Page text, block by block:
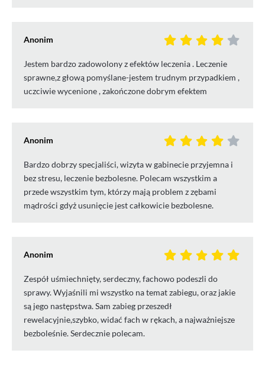
Anonim
Jestem bardzo zadowolony z efektów leczenia . Leczenie
sprawne,z głową pomyślane-jestem trudnym przypadkiem ,
uczciwie wycenione , zakończone dobrym efektem
Anonim
Bardzo dobrzy specjaliści, wizyta w gabinecie przyjemna i
bez stresu, leczenie bezbolesne. Polecam wszystkim a
przede wszystkim tym, którzy mają problem z zębami
mądrości gdyż usunięcie jest całkowicie bezbolesne.
Anonim
Zespół uśmiechnięty, serdeczny, fachowo podeszli do
sprawy. Wyjaśnili mi wszystko na temat zabiegu, oraz jakie
są jego następstwa. Sam zabieg przeszedł
rewelacyjnie,szybko, widać fach w rękach, a najważniejsze
bezboleśnie. Serdecznie polecam.